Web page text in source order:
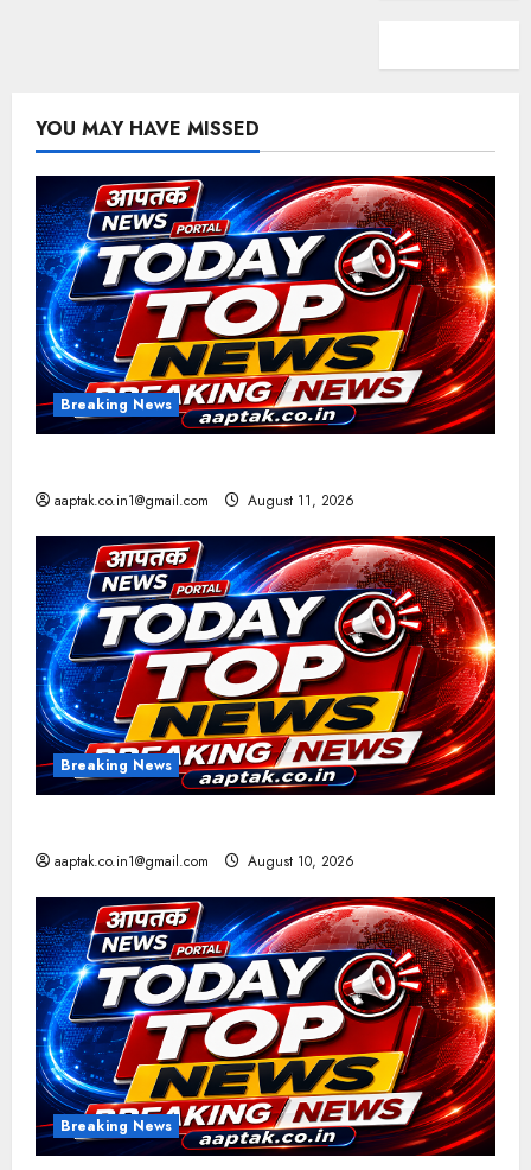
YOU MAY HAVE MISSED
Breaking News
aaptak.co.in1@gmail.com August 11, 2026
Breaking News
aaptak.co.in1@gmail.com August 10, 2026
Breaking News